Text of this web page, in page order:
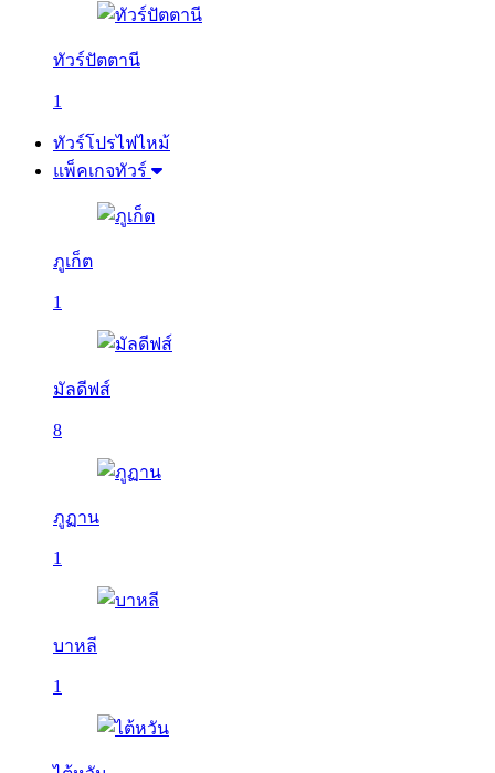
ทัวร์ปัตตานี
1
ทัวร์โปรไฟไหม้
แพ็คเกจทัวร์
ภูเก็ต
1
มัลดีฟส์
8
ภูฏาน
1
บาหลี
1